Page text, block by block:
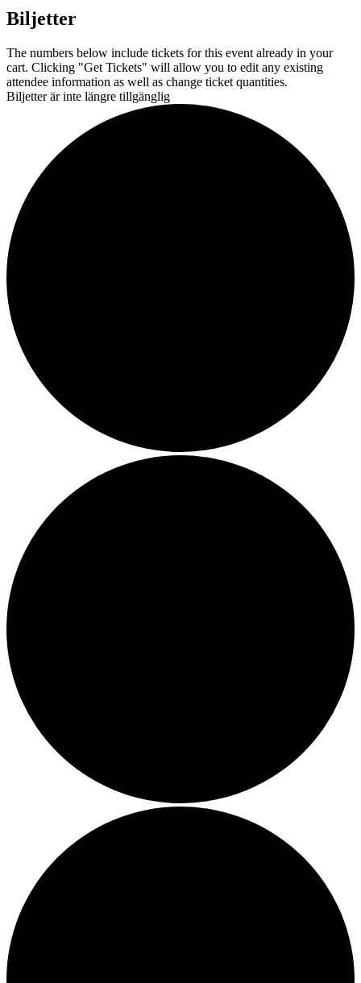
Biljetter
The numbers below include tickets for this event already in your
cart. Clicking "Get Tickets" will allow you to edit any existing
attendee information as well as change ticket quantities.
Biljetter är inte längre tillgänglig